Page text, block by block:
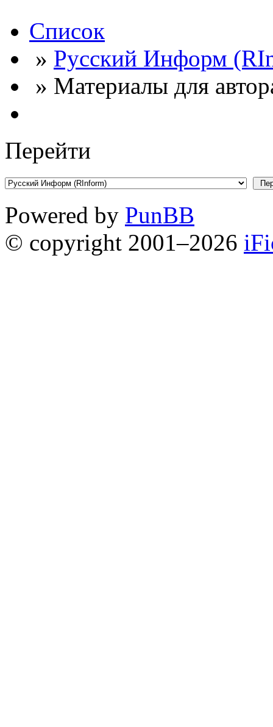
Список
» Русский Информ
» Материалы для
Перейти
Powered by PunBB
© copyright 2001–2026